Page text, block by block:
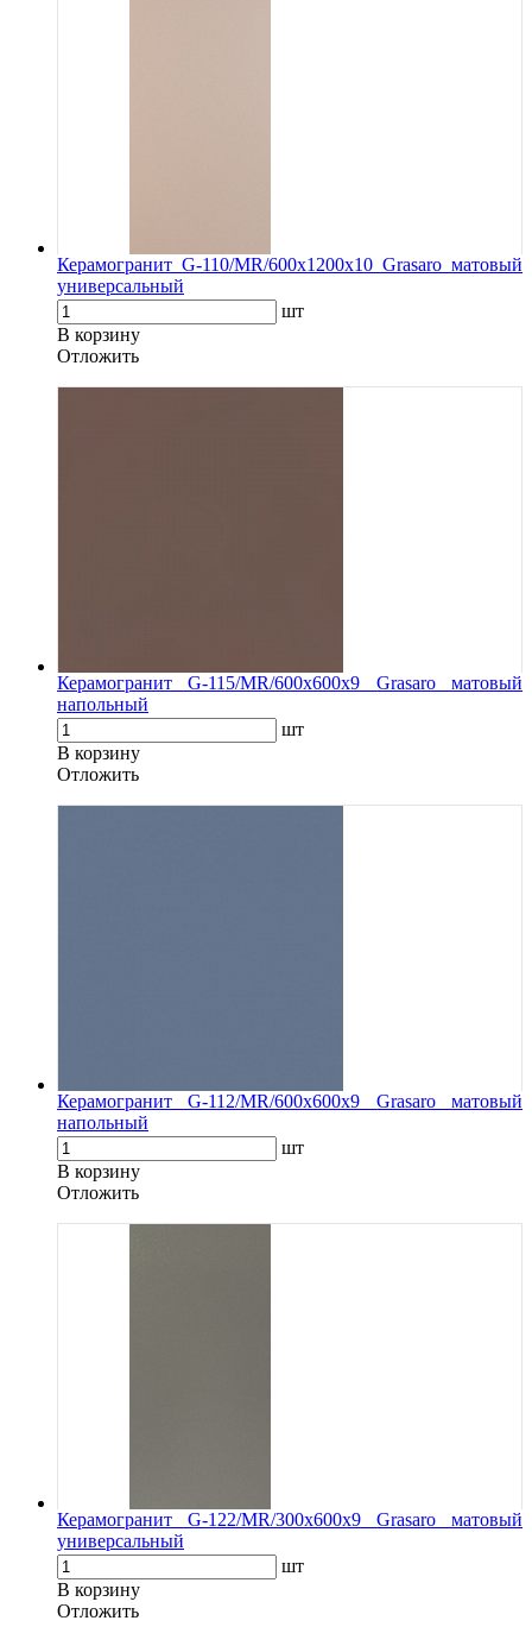
Керамогранит G-110/MR/600x1200x10 Grasaro матовый
универсальный
шт
В корзину
Oтложить
Керамогранит G-115/MR/600x600x9 Grasaro матовый
напольный
шт
В корзину
Oтложить
Керамогранит G-112/MR/600x600x9 Grasaro матовый
напольный
шт
В корзину
Oтложить
Керамогранит G-122/MR/300x600x9 Grasaro матовый
универсальный
шт
В корзину
Oтложить